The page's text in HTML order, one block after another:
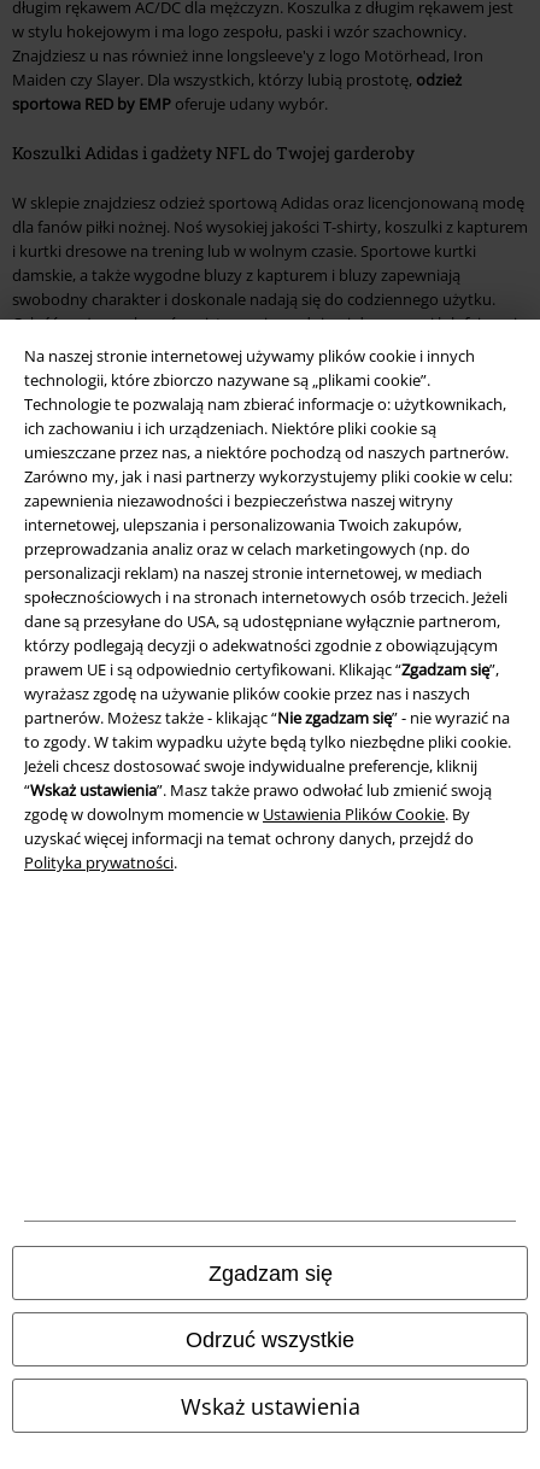
Na naszej stronie internetowej używamy plików cookie i innych
technologii, które zbiorczo nazywane są „plikami cookie”.
Technologie te pozwalają nam zbierać informacje o: użytkownikach,
ich zachowaniu i ich urządzeniach. Niektóre pliki cookie są
umieszczane przez nas, a niektóre pochodzą od naszych partnerów.
Zarówno my, jak i nasi partnerzy wykorzystujemy pliki cookie w celu:
zapewnienia niezawodności i bezpieczeństwa naszej witryny
internetowej, ulepszania i personalizowania Twoich zakupów,
przeprowadzania analiz oraz w celach marketingowych (np. do
personalizacji reklam) na naszej stronie internetowej, w mediach
społecznościowych i na stronach internetowych osób trzecich. Jeżeli
dane są przesyłane do USA, są udostępniane wyłącznie partnerom,
którzy podlegają decyzji o adekwatności zgodnie z obowiązującym
prawem UE i są odpowiednio certyfikowani. Klikając “Zgadzam się”,
wyrażasz zgodę na używanie plików cookie przez nas i naszych
partnerów. Możesz także - klikając “Nie zgadzam się” - nie wyrazić na
to zgody. W takim wypadku użyte będą tylko niezbędne pliki cookie.
Jeżeli chcesz dostosować swoje indywidualne preferencje, kliknij
“Wskaż ustawienia”. Masz także prawo odwołać lub zmienić swoją
zgodę w dowolnym momencie w Ustawienia Plików Cookie. By
uzyskać więcej informacji na temat ochrony danych, przejdź do
Polityka prywatności.
Zgadzam się
Odrzuć wszystkie
Wskaż ustawienia
długim rękawem AC/DC dla mężczyzn. Koszulka z długim rękawem jest
w stylu hokejowym i ma logo zespołu, paski i wzór szachownicy.
Znajdziesz u nas również inne longsleeve'y z logo Motörhead, Iron
Maiden czy Slayer. Dla wszystkich, którzy lubią prostotę, odzież
sportowa RED by EMP oferuje udany wybór.
Koszulki Adidas i gadżety NFL do Twojej garderoby
W sklepie znajdziesz odzież sportową Adidas oraz licencjonowaną modę
dla fanów piłki nożnej. Noś wysokiej jakości T-shirty, koszulki z kapturem
i kurtki dresowe na trening lub w wolnym czasie. Sportowe kurtki
damskie, a także wygodne bluzy z kapturem i bluzy zapewniają
swobodny charakter i doskonale nadają się do codziennego użytku.
Całość można połączyć z rajstopami, spodniami dresowymi lub fajnymi
jeansami. Wiele różnych rozmiarów i wysoka jakość wykonania
sprawiają, że markowa odzież to must-have w każdej szafie.
15%
Rabat
Newsletter
Zapisz się teraz i zyskaj Voucher 15%
Zobacz
więcej
Niniejszym potwierdzam, że chcę otrzymywać Newsletter EMP i zgadzam
się na to, że E.M.P. Merchandising mbH może przetwarzać moje dane
osobowe i wysyłać mi regularnie informacje o swoich produktach. Moje
dane osobowe będą przetwarzane zgodnie z zapisamiPolityki
prywatności. Mogę odwołać swoją zgodę w dowolnym momencie, np.
poprzez kliknięcie w link umożliwiający rezygnację z subskrypcji.
Tutajmożesz zrezygnować z subskrypcji newslettera.
Zapisz się
dyspozycji
Będziemy dostępni ponownie: Poniedziałek od 09:00 do 17:00.Więcej
Rozpocznij rozmowę
Obsługa Klienta